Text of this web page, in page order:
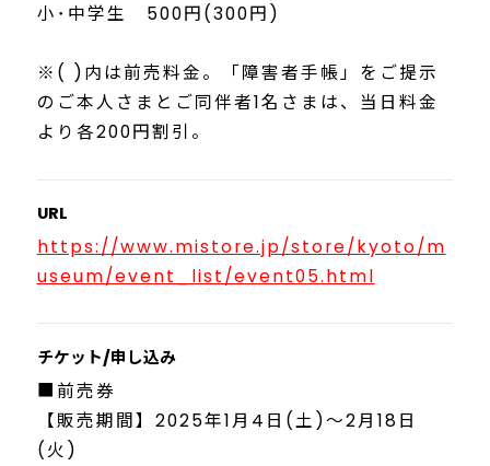
小･中学生 500円(300円)
※( )内は前売料金。「障害者手帳」をご提示
のご本人さまとご同伴者1名さまは、当日料金
より各200円割引。
URL
https://www.mistore.jp/store/kyoto/m
useum/event_list/event05.html
チケット/申し込み
■前売券
【販売期間】2025年1月4日(土)～2月18日
(火)